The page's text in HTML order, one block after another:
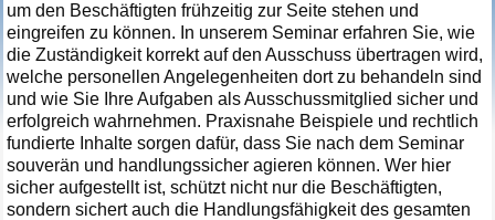
um den Beschäftigten frühzeitig zur Seite stehen und
eingreifen zu können. In unserem Seminar erfahren Sie, wie
die Zuständigkeit korrekt auf den Ausschuss übertragen wird,
welche personellen Angelegenheiten dort zu behandeln sind
und wie Sie Ihre Aufgaben als Ausschussmitglied sicher und
erfolgreich wahrnehmen. Praxisnahe Beispiele und rechtlich
fundierte Inhalte sorgen dafür, dass Sie nach dem Seminar
souverän und handlungssicher agieren können. Wer hier
sicher aufgestellt ist, schützt nicht nur die Beschäftigten,
sondern sichert auch die Handlungsfähigkeit des gesamten